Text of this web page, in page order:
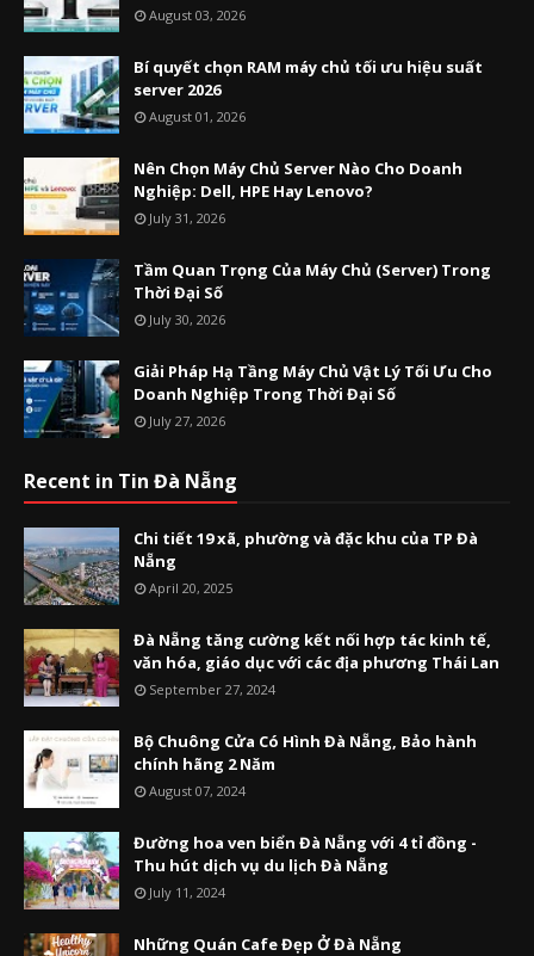
August 03, 2026
Bí quyết chọn RAM máy chủ tối ưu hiệu suất
server 2026
August 01, 2026
Nên Chọn Máy Chủ Server Nào Cho Doanh
Nghiệp: Dell, HPE Hay Lenovo?
July 31, 2026
Tầm Quan Trọng Của Máy Chủ (Server) Trong
Thời Đại Số
July 30, 2026
Giải Pháp Hạ Tầng Máy Chủ Vật Lý Tối Ưu Cho
Doanh Nghiệp Trong Thời Đại Số
July 27, 2026
Recent in Tin Đà Nẵng
Chi tiết 19 xã, phường và đặc khu của TP Đà
Nẵng
April 20, 2025
Đà Nẵng tăng cường kết nối hợp tác kinh tế,
văn hóa, giáo dục với các địa phương Thái Lan
September 27, 2024
Bộ Chuông Cửa Có Hình Đà Nẵng, Bảo hành
chính hãng 2 Năm
August 07, 2024
Đường hoa ven biển Đà Nẵng với 4 tỉ đồng -
Thu hút dịch vụ du lịch Đà Nẵng
July 11, 2024
Những Quán Cafe Đẹp Ở Đà Nẵng